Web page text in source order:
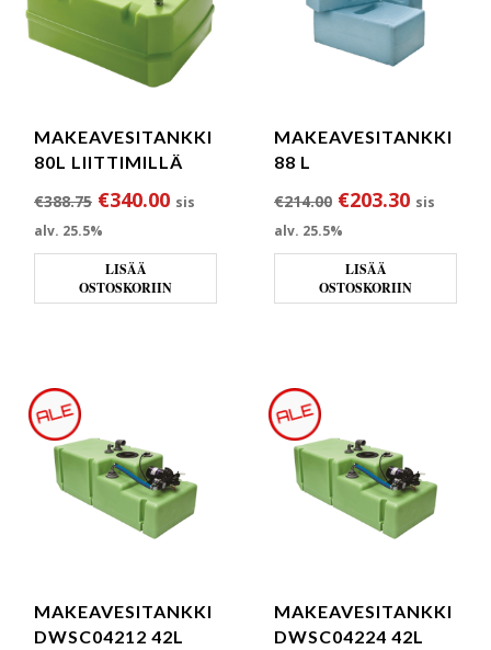
MAKEAVESITANKKI
80L LIITTIMILLÄ
€388.75 Alkuperäinen hinta oli: €388.75.
€340.00Nykyinen hinta on: €340.00.
sis
alv. 25.5%
LISÄÄ
OSTOSKORIIN
MAKEAVESITANKKI
88 L
€214.00 Alkuperäinen
€203.30 sis
alv. 25.5%
LISÄÄ
OSTOSKORIIN
MAKEAVESITANKKI
DWSC04212 42L
MAKEAVESITANKKI
DWSC04224 42L